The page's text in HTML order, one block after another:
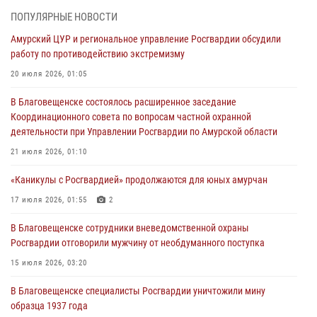
Росгвардии Амурской области в период с 20 по 26 июля 2026 года
27 июля 2026, 06:28
охраны
23 июля 2026, 07:49
Амурчане смогут узнать об условиях поступления на службу в
23 июля 2026, 00:00
Координационного совета по вопросам частной охранной
деятельности при Управлении Росгвардии по Амурской области
21 июля 2026, 01:10
ПОПУЛЯРНЫЕ НОВОСТИ
Амурский ЦУР и региональное управление Росгвардии обсудили
работу по противодействию экстремизму
20 июля 2026, 01:05
В Благовещенске состоялось расширенное заседание
Координационного совета по вопросам частной охранной
деятельности при Управлении Росгвардии по Амурской области
21 июля 2026, 01:10
«Каникулы с Росгвардией» продолжаются для юных амурчан
17 июля 2026, 01:55 2
В Благовещенске сотрудники вневедомственной охраны
Росгвардии отговорили мужчину от необдуманного поступка
15 июля 2026, 03:20
В Благовещенске специалисты Росгвардии уничтожили мину
образца 1937 года